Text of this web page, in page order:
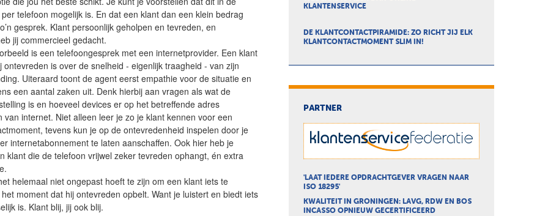
telefoon mogelijk is. En dat een klant dan een klein bedrag
gesprek. Klant persoonlijk geholpen en tevreden, en
jij commercieel gedacht.
is een telefoongesprek met een internetprovider. Een klant
ontevreden is over de snelheid - eigenlijk traagheid - van zijn
Uiteraard toont de agent eerst empathie voor de situatie en
een aantal zaken uit. Denk hierbij aan vragen als wat de
is en hoeveel devices er op het betreffende adres
van internet. Niet alleen leer je zo je klant kennen voor een
tevens kun je op de ontevredenheid inspelen door je
internetabonnement te laten aanschaffen. Ook hier heb je
klant die de telefoon vrijwel zeker tevreden ophangt, én extra
helemaal niet ongepast hoeft te zijn om een klant iets te
het moment dat hij ontevreden opbelt. Want je luistert en biedt iets
is. Klant blij, jij ook blij.
KLANTENSERVICE
DE KLANTCONTACTPIRAMIDE: ZO RICHT JIJ ELK
KLANTCONTACTMOMENT SLIM IN!
PARTNER
'LAAT IEDERE OPDRACHTGEVER VRAGEN NAAR
ISO 18295'
KWALITEIT IN GRONINGEN: LAVG, RDW EN BOS
INCASSO OPNIEUW GECERTIFICEERD